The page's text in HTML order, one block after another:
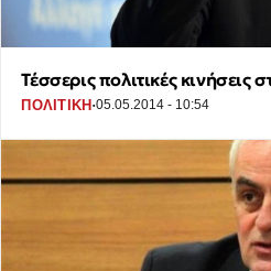
Τέσσερις πολιτικές κινήσεις
ΠΟΛΙΤΙΚΗ·05.05.2014 - 10:54